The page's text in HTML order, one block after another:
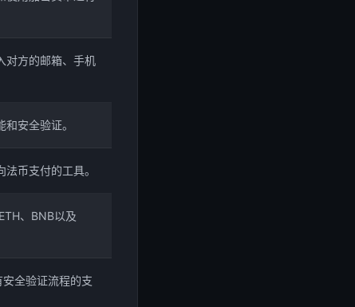
对方的邮箱、手机
安全验证。
币支付的工具。
、BNB以及
全验证流程的支